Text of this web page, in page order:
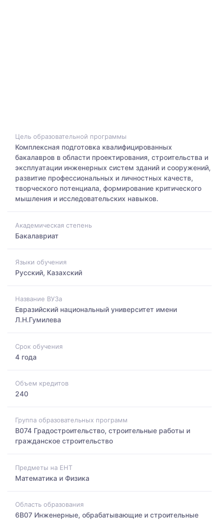
Цель образовательной программы
Комплексная подготовка квалифицированных
бакалавров в области проектирования, строительства и
эксплуатации инженерных систем зданий и сооружений,
развитие профессиональных и личностных качеств,
творческого потенциала, формирование критического
мышления и исследовательских навыков.
Академическая степень
Бакалавриат
Языки обучения
Русский, Казахский
Название ВУЗа
Евразийский национальный университет имени
Л.Н.Гумилева
Срок обучения
4 года
Объем кредитов
240
Группа образовательных программ
B074 Градостроительство, строительные работы и
гражданское строительство
Предметы на ЕНТ
Математика и Физика
Область образования
6B07 Инженерные, обрабатывающие и строительные